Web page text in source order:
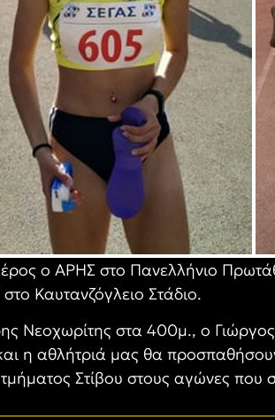
ο ΑΡΗΣ στο Πανελλήνιο
Καυτανζόγλειο Στάδιο.
Νεοχωρίτης στα 400μ., ο
η αθλήτριά μας θα
Στίβου στους αγώνες που